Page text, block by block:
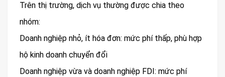
Trên thị trường, dịch vụ thường được chia theo
nhóm:
Doanh nghiệp nhỏ, ít hóa đơn: mức phí thấp, phù hợp
hộ kinh doanh chuyển đổi
Doanh nghiệp vừa và doanh nghiệp FDI: mức phí